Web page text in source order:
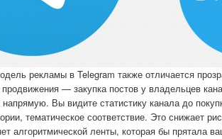
рекламы в Telegram также отличается
— закупка постов у владельцев
Вы видите статистику канала до
тематическое соответствие. Это снижает
алгоритмической ленты, которая бы прятала